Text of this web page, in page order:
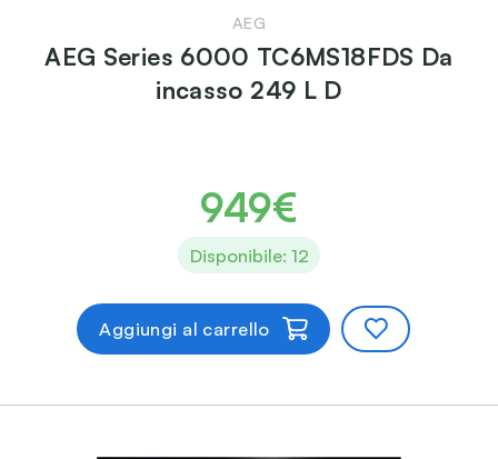
AEG
AEG Series 6000 TC6MS18FDS Da
incasso 249 L D
949€
Disponibile: 12
Aggiungi al carrello